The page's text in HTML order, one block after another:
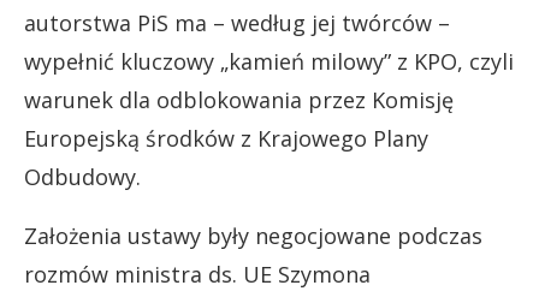
autorstwa PiS ma – według jej twórców –
wypełnić kluczowy „kamień milowy” z KPO, czyli
warunek dla odblokowania przez Komisję
Europejską środków z Krajowego Plany
Odbudowy.
Założenia ustawy były negocjowane podczas
rozmów ministra ds. UE Szymona